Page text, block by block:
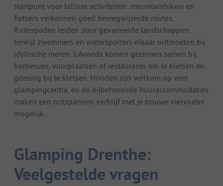
startpunt voor talloze activiteiten: mountainbikers en
fietsers verkennen goed bewegwijzerde routes.
Ruiterpaden leiden door gevarieerde landschappen,
terwijl zwemmers en watersporters elkaar ontmoeten bij
idyllische meren. 's Avonds komen gezinnen samen bij
barbecues, vuurplaatsen of restaurants om te kletsen en
gezellig bij te kletsen. Honden zijn welkom op veel
glampingcentra, en de bijbehorende huuraccommodaties
maken een ontspannen verblijf met je trouwe viervoeter
mogelijk.
Glamping Drenthe:
Veelgestelde vragen